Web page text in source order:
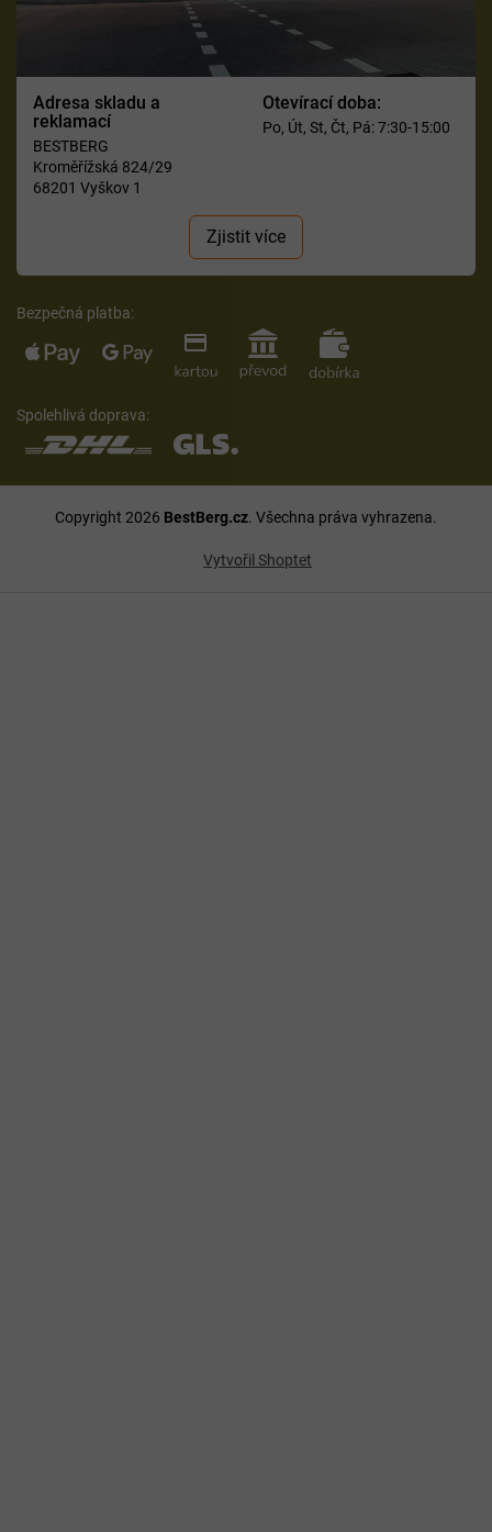
Adresa skladu a
reklamací
BESTBERG
Kroměřížská 824/29
68201 Vyškov 1
Otevírací doba:
Po, Út, St, Čt, Pá: 7:30-15:00
Zjistit více
Bezpečná platba:
Spolehlivá doprava:
Vytvořil Shoptet
Copyright 2026 BestBerg.cz. Všechna práva vyhrazena.